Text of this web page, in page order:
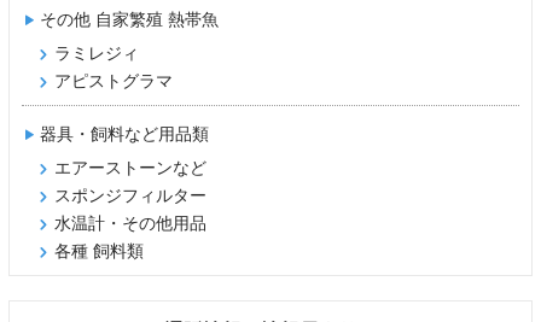
その他 自家繁殖 熱帯魚
ラミレジィ
アピストグラマ
器具・飼料など用品類
エアーストーンなど
スポンジフィルター
水温計・その他用品
各種 飼料類